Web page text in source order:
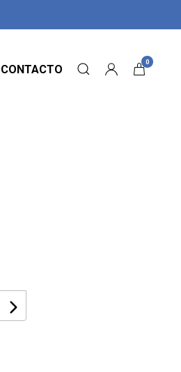
CONTACTO
0